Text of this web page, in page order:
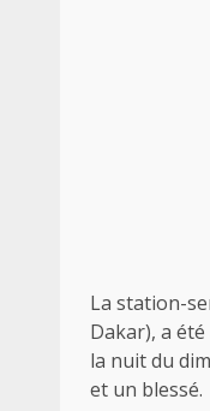
La station-
Dakar), a
la nuit du
et un blessé.